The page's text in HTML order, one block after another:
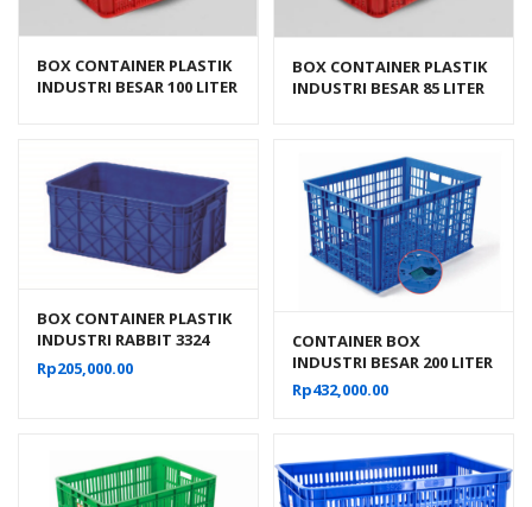
BOX CONTAINER PLASTIK
INDUSTRI BESAR 100 LITER
BOX CONTAINER PLASTIK
INDUSTRI BESAR 85 LITER
BOX CONTAINER PLASTIK
INDUSTRI RABBIT 3324
VOLUME 60 LITER UKURAN
60x40x26 CM
Rp205,000.00
CONTAINER BOX
INDUSTRI BESAR 200 LITER
BERLUBANG RODA
HANATA 3001 UKURAN 80
Rp432,000.00